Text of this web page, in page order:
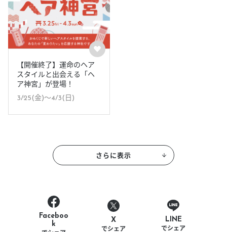
【開催終了】運命のヘア
スタイルと出会える「ヘ
ア神宮」が登場！
3/25(金)〜4/3(日)
さらに表示
Faceboo
k
X
でシェア
LINE
でシェア